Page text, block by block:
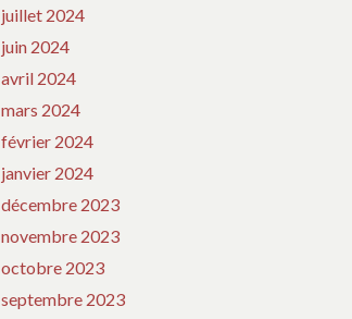
juillet 2024
juin 2024
avril 2024
mars 2024
février 2024
janvier 2024
décembre 2023
novembre 2023
octobre 2023
septembre 2023